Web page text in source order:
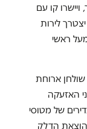
קו עם
לירות
ראשי
ארוחת
האזעקה
של מטוסי
הדלק